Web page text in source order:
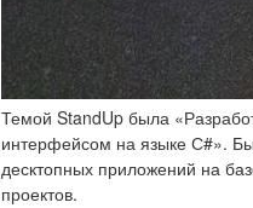
Темой StandUp была
интерфейсом на языке С#».
десктопных приложений на
проектов.